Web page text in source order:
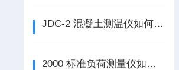
JDC-2 混凝土测温仪如何使用
2000 标准负荷测量仪如何使用